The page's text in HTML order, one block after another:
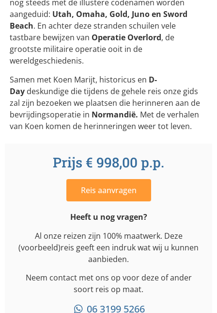
nog steeds met de illustere codenamen worden
aangeduid: Utah, Omaha, Gold, Juno en Sword
Beach. En achter deze stranden schuilen vele
tastbare bewijzen van Operatie Overlord, de
grootste militaire operatie ooit in de
wereldgeschiedenis.
Samen met Koen Marijt, historicus en D-
Day deskundige die tijdens de gehele reis onze gids
zal zijn bezoeken we plaatsen die herinneren aan de
bevrijdingsoperatie in Normandië. Met de verhalen
van Koen komen de herinneringen weer tot leven.
Prijs € 998,00 p.p.
Reis aanvragen
Heeft u nog vragen?
Al onze reizen zijn 100% maatwerk. Deze
(voorbeeld)reis geeft een indruk wat wij u kunnen
aanbieden.
Neem contact met ons op voor deze of ander
soort reis op maat.
06 3199 5266